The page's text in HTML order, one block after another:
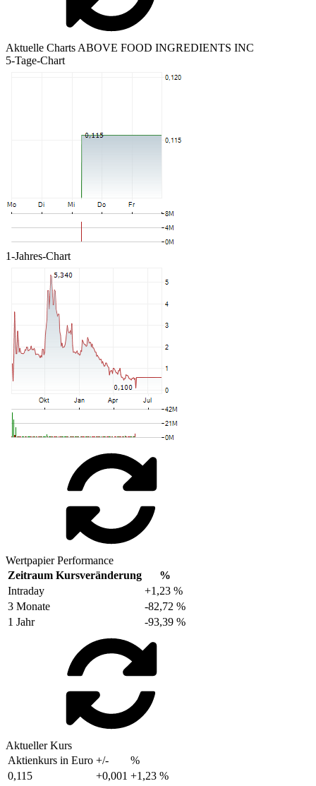
Aktuelle Charts ABOVE FOOD INGREDIENTS INC
5-Tage-Chart
1-Jahres-Chart
Wertpapier Performance
Zeitraum Kursveränderung
%
Intraday
+1,23 %
3 Monate
-82,72 %
1 Jahr
-93,39 %
Aktueller Kurs
Aktienkurs in Euro +/-
%
0,115
+0,001 +1,23 %